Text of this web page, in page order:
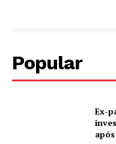
Popular
Ex-